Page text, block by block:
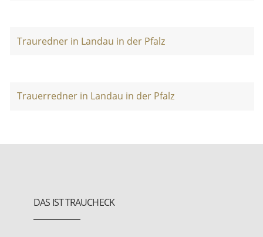
Trauredner in Landau in der Pfalz
Trauerredner in Landau in der Pfalz
DAS IST TRAUCHECK